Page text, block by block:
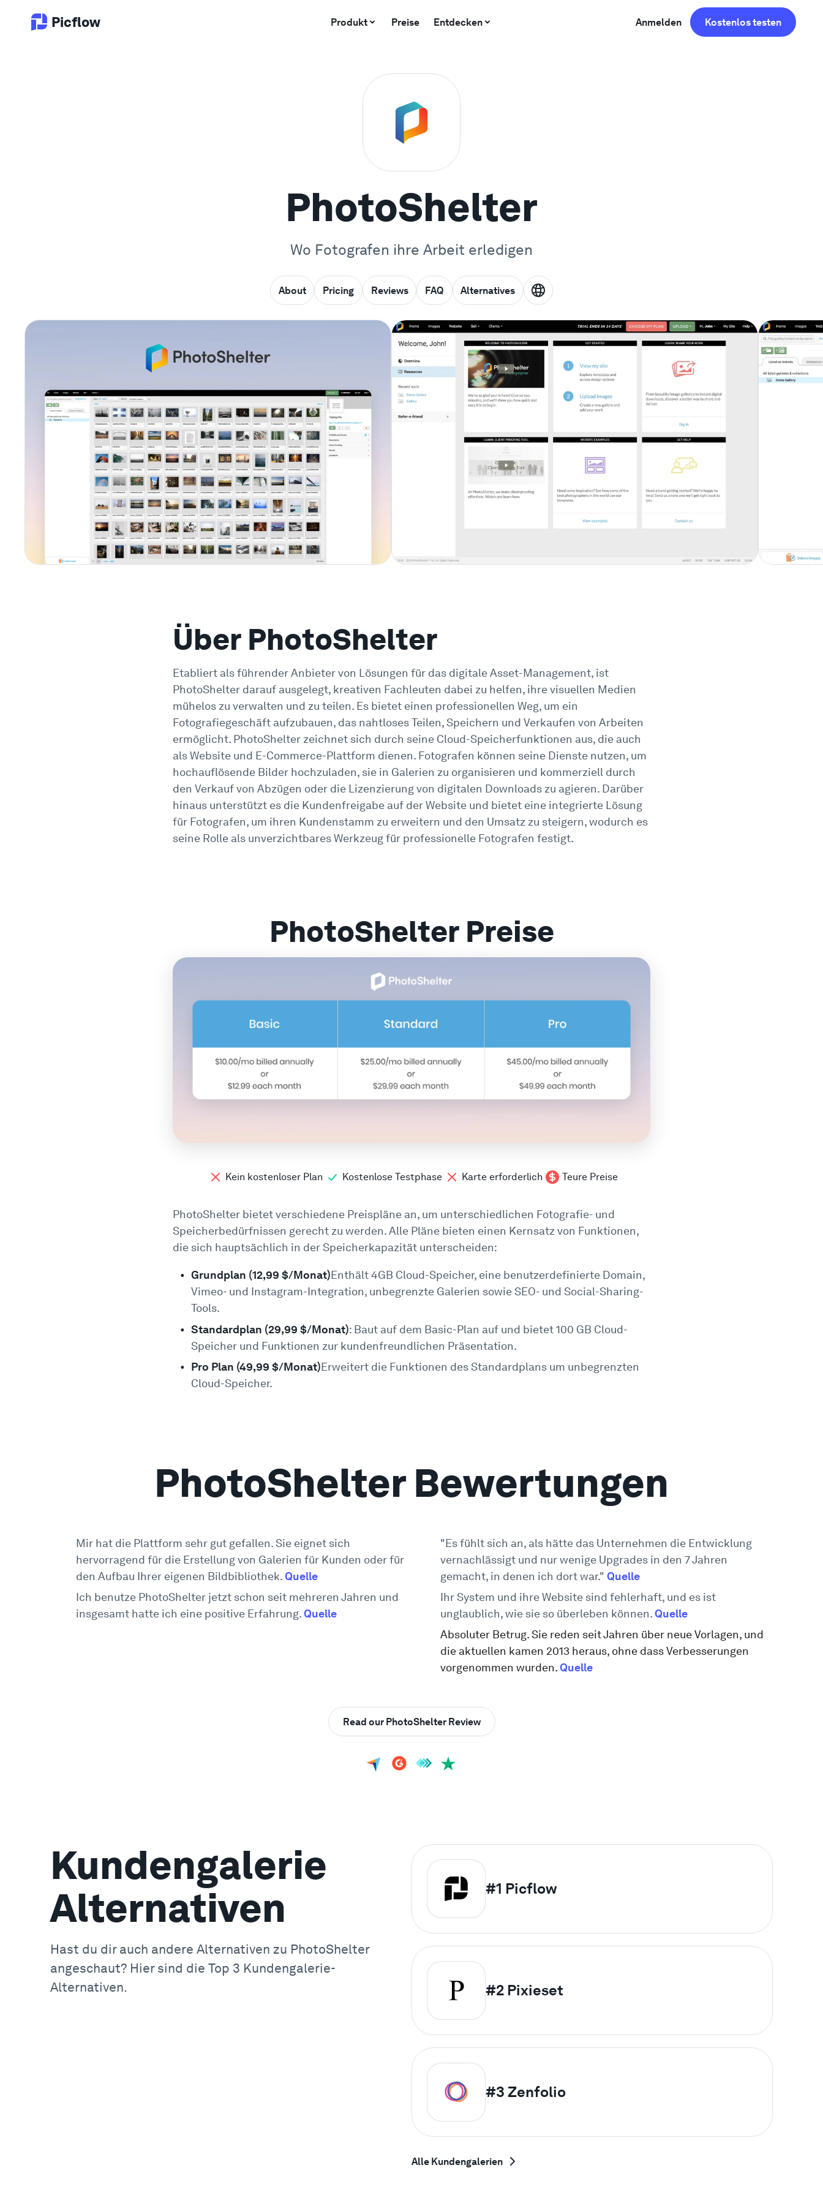
Picflow Produkt Preise Entdecken Anmelden Kostenlos testen
PhotoShelter
Wo Fotografen ihre Arbeit erledigen
About Pricing Reviews FAQ Alternatives
Über PhotoShelter
Etabliert als führender Anbieter von Lösungen für das digitale Asset-Management, ist
PhotoShelter darauf ausgelegt, kreativen Fachleuten dabei zu helfen, ihre visuellen Medien
mühelos zu verwalten und zu teilen. Es bietet einen professionellen Weg, um ein
Fotografiegeschäft aufzubauen, das nahtloses Teilen, Speichern und Verkaufen von Arbeiten
ermöglicht. PhotoShelter zeichnet sich durch seine Cloud-Speicherfunktionen aus, die auch
als Website und E-Commerce-Plattform dienen. Fotografen können seine Dienste nutzen, um
hochauflösende Bilder hochzuladen, sie in Galerien zu organisieren und kommerziell durch
den Verkauf von Abzügen oder die Lizenzierung von digitalen Downloads zu agieren. Darüber
hinaus unterstützt es die Kundenfreigabe auf der Website und bietet eine integrierte Lösung
für Fotografen, um ihren Kundenstamm zu erweitern und den Umsatz zu steigern, wodurch es
seine Rolle als unverzichtbares Werkzeug für professionelle Fotografen festigt.
PhotoShelter Preise
Kein kostenloser Plan Kostenlose Testphase Karte erforderlich Teure Preise
PhotoShelter bietet verschiedene Preispläne an, um unterschiedlichen Fotografie- und
Speicherbedürfnissen gerecht zu werden. Alle Pläne bieten einen Kernsatz von Funktionen,
die sich hauptsächlich in der Speicherkapazität unterscheiden:
Grundplan (12,99 $/Monat)Enthält 4GB Cloud-Speicher, eine benutzerdefinierte Domain,
Vimeo- und Instagram-Integration, unbegrenzte Galerien sowie SEO- und Social-Sharing-
Tools.
Standardplan (29,99 $/Monat): Baut auf dem Basic-Plan auf und bietet 100 GB Cloud-
Speicher und Funktionen zur kundenfreundlichen Präsentation.
Pro Plan (49,99 $/Monat)Erweitert die Funktionen des Standardplans um unbegrenzten
Cloud-Speicher.
PhotoShelter Bewertungen
Mir hat die Plattform sehr gut gefallen. Sie eignet sich
hervorragend für die Erstellung von Galerien für Kunden oder für
den Aufbau Ihrer eigenen Bildbibliothek.Quelle
Ich benutze PhotoShelter jetzt schon seit mehreren Jahren und
insgesamt hatte ich eine positive Erfahrung.Quelle
"Es fühlt sich an, als hätte das Unternehmen die Entwicklung
vernachlässigt und nur wenige Upgrades in den 7 Jahren
gemacht, in denen ich dort war." Quelle
Ihr System und ihre Website sind fehlerhaft, und es ist
unglaublich, wie sie so überleben können.Quelle
Absoluter Betrug. Sie reden seit Jahren über neue Vorlagen, und
die aktuellen kamen 2013 heraus, ohne dass Verbesserungen
vorgenommen wurden.Quelle
Read our PhotoShelter Review
Kundengalerie
Alternativen
Hast du dir auch andere Alternativen zu PhotoShelter
angeschaut? Hier sind die Top 3 Kundengalerie-
Alternativen.
#1 Picflow
#2 Pixieset
#3 Zenfolio
Alle Kundengalerien